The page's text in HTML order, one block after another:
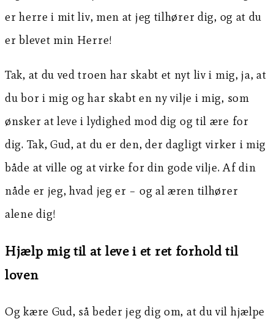
er herre i mit liv, men at jeg tilhører dig, og at du
er blevet min Herre!
Tak, at du ved troen har skabt et nyt liv i mig, ja, at
du bor i mig og har skabt en ny vilje i mig, som
ønsker at leve i lydighed mod dig og til ære for
dig. Tak, Gud, at du er den, der dagligt virker i mig
både at ville og at virke for din gode vilje. Af din
nåde er jeg, hvad jeg er – og al æren tilhører
alene dig!
Hjælp mig til at leve i et ret forhold til
loven
Og kære Gud, så beder jeg dig om, at du vil hjælpe